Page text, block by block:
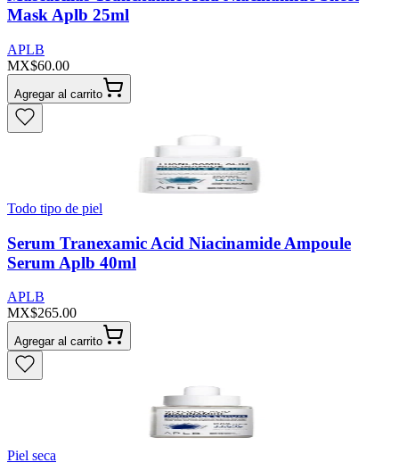
Mask Aplb 25ml
APLB
MX$60.00
Agregar al carrito
Todo tipo de piel
Serum Tranexamic Acid Niacinamide Ampoule
Serum Aplb 40ml
APLB
MX$265.00
Agregar al carrito
Piel seca